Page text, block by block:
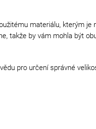
materiálu, kterým
takže by vám mohla být
pro určení správné